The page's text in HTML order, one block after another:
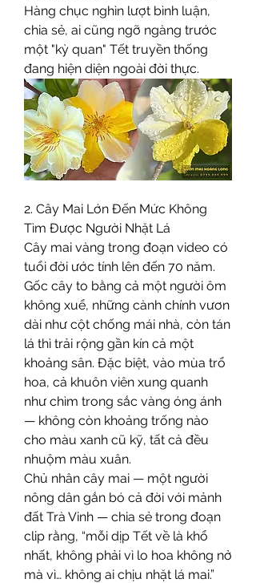
Hàng chục nghìn lượt bình luận,
chia sẻ, ai cũng ngỡ ngàng trước
một "kỳ quan" Tết truyền thống
đang hiện diện ngoài đời thực.
2. Cây Mai Lớn Đến Mức Không
Tìm Được Người Nhặt Lá
Cây mai vàng trong đoạn video có
tuổi đời ước tính lên đến 70 năm.
Gốc cây to bằng cả một người ôm
không xuể, những cành chính vươn
dài như cột chống mái nhà, còn tán
lá thì trải rộng gần kín cả một
khoảng sân. Đặc biệt, vào mùa trổ
hoa, cả khuôn viên xung quanh
như chìm trong sắc vàng óng ánh
— không còn khoảng trống nào
cho màu xanh cũ kỹ, tất cả đều
nhuộm màu xuân.
Chủ nhân cây mai — một người
nông dân gắn bó cả đời với mảnh
đất Trà Vinh — chia sẻ trong đoạn
clip rằng, “mỗi dịp Tết về là khổ
nhất, không phải vì lo hoa không nở
mà vì… không ai chịu nhặt lá mai.”